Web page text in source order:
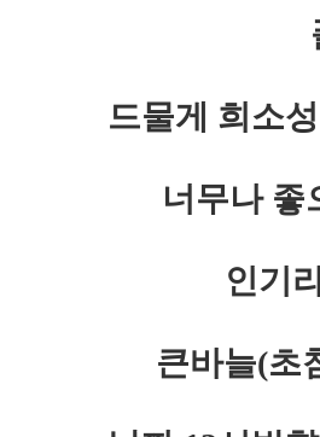
드물게 희소
너무나 좋
인기
큰바늘(초